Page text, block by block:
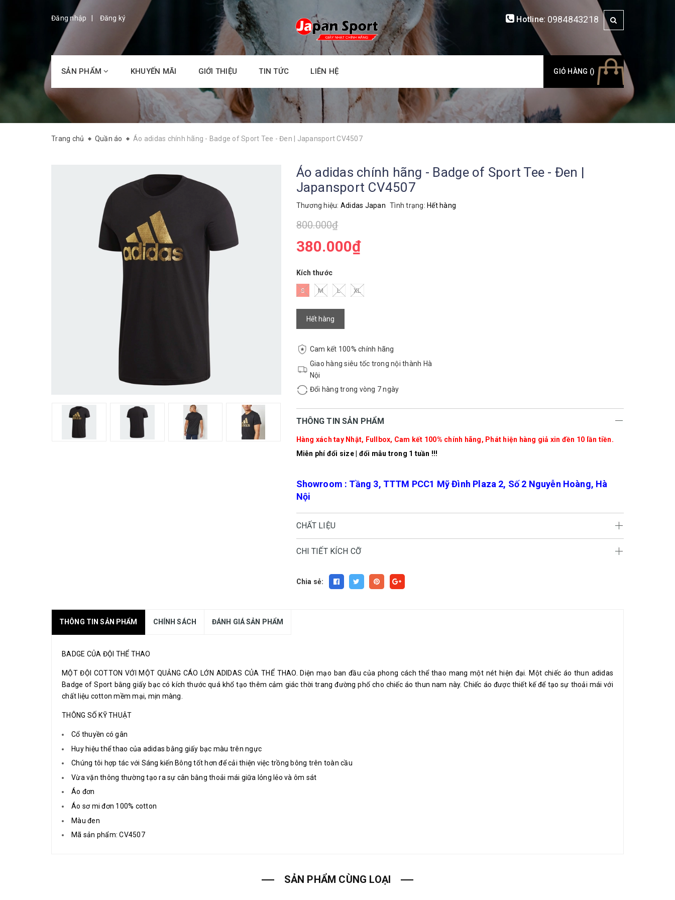
Đăng nhập Đăng ký Hotline: 0984843218
SẢN PHẨM KHUYẾN MÃI GIỚI THIỆU TIN TỨC LIÊN HỆ GIỎ HÀNG ()
Trang chủ Quần áo Áo adidas chính hãng - Badge of Sport Tee - Đen | Japansport CV4507
Áo adidas chính hãng - Badge of Sport Tee - Đen |
Japansport CV4507
Thương hiệu: Adidas Japan Tình trạng: Hết hàng
800.000₫
380.000₫
Kích thước
S M L XL
Hết hàng
Cam kết 100% chính hãng
Giao hàng siêu tốc trong nội thành Hà
Nội
Đổi hàng trong vòng 7 ngày
THÔNG TIN SẢN PHẨM
Hàng xách tay Nhật, Fullbox, Cam kết 100% chính hãng, Phát hiện hàng giả xin đền 10 lần tiền.
Miễn phí đổi size | đổi mẫu trong 1 tuần !!!
Showroom : Tầng 3, TTTM PCC1 Mỹ Đình Plaza 2, Số 2 Nguyễn Hoàng, Hà
Nội
CHẤT LIỆU
CHI TIẾT KÍCH CỠ
Chia sẻ:
THÔNG TIN SẢN PHẨM CHÍNH SÁCH ĐÁNH GIÁ SẢN PHẨM
BADGE CỦA ĐỘI THỂ THAO
MỘT ĐỘI COTTON VỚI MỘT QUẢNG CÁO LỚN ADIDAS CỦA THỂ THAO. Diện mạo ban đầu của phong cách thể thao mang một nét hiện đại. Một chiếc áo thun adidas
Badge of Sport bằng giấy bạc có kích thước quá khổ tạo thêm cảm giác thời trang đường phố cho chiếc áo thun nam này. Chiếc áo được thiết kế để tạo sự thoải mái với
chất liệu cotton mềm mại, mịn màng.
THÔNG SỐ KỸ THUẬT
Cổ thuyền có gân
Huy hiệu thể thao của adidas bằng giấy bạc màu trên ngực
Chúng tôi hợp tác với Sáng kiến Bông tốt hơn để cải thiện việc trồng bông trên toàn cầu
Vừa vặn thông thường tạo ra sự cân bằng thoải mái giữa lỏng lẻo và ôm sát
Áo đơn
Áo sơ mi đơn 100% cotton
Màu đen
Mã sản phẩm: CV4507
SẢN PHẨM CÙNG LOẠI